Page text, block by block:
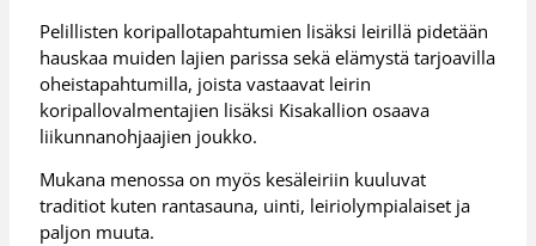
Pelillisten koripallotapahtumien lisäksi leirillä pidetään
hauskaa muiden lajien parissa sekä elämystä tarjoavilla
oheistapahtumilla, joista vastaavat leirin
koripallovalmentajien lisäksi Kisakallion osaava
liikunnanohjaajien joukko.
Mukana menossa on myös kesäleiriin kuuluvat
traditiot kuten rantasauna, uinti, leiriolympialaiset ja
paljon muuta.